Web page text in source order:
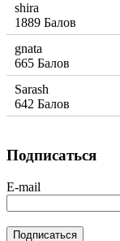
shira
1889 Балов
gnata
665 Балов
Sarash
642 Балов
Подписаться
E-mail